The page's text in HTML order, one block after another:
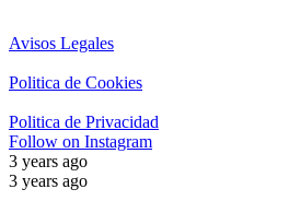
Avisos Legales
Politica de Cookies
Politica de Privacidad
Follow on Instagram
3 years ago
3 years ago